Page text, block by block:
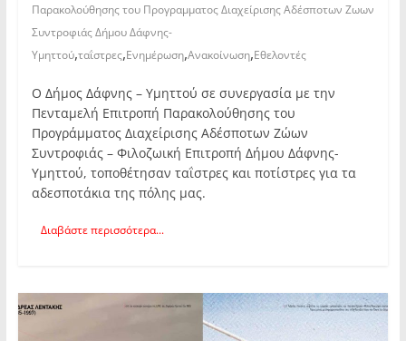
Παρακολούθησης του Προγραμματος Διαχείρισης Αδέσποτων Ζωων
Συντροφιάς Δήμου Δάφνης-
Υμηττού,ταΐστρες,Ενημέρωση,Ανακοίνωση,Εθελοντές
O Δήμος Δάφνης – Υμηττού σε συνεργασία με την
Πενταμελή Επιτροπή Παρακολούθησης του
Προγράμματος Διαχείρισης Αδέσποτων Ζώων
Συντροφιάς – Φιλοζωική Επιτροπή Δήμου Δάφνης-
Υμηττού, τοποθέτησαν ταΐστρες και ποτίστρες για τα
αδεσποτάκια της πόλης μας.
Διαβάστε περισσότερα...